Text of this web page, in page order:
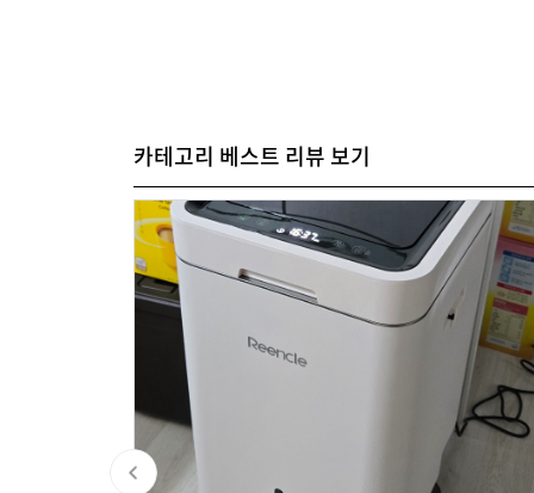
카테고리 베스트 리뷰 보기